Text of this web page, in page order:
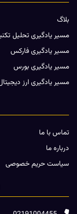
بلاگ
مسیر یادگیری تحلیل
مسیر یادگیری فارکس
مسیر یادگیری بورس
مسیر یادگیری ارز
تماس با ما
درباره ما
سیاست حریم خصوصی